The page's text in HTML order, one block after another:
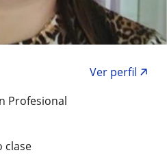
Ver perfil
Profesional
clase